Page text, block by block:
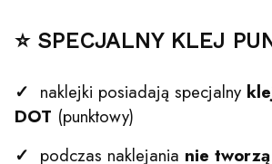
⭐ SPECJALNY KLEJ
✓ naklejki posiadają specjalny
DOT (punktowy)
✓ podczas naklejania nie